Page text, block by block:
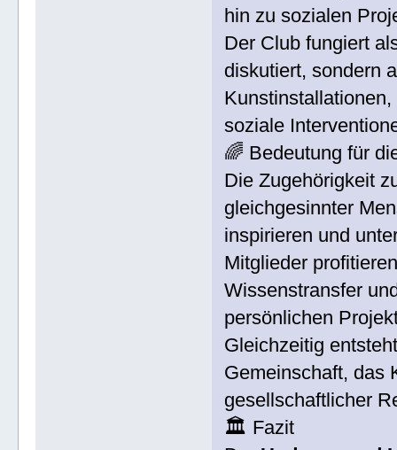
hin zu sozialen
Der Club fungiert
diskutiert, sondern
soziale
🌈 Bedeutung für
Die Zugehörigkeit
gleichgesinnter
inspirieren und
Mitglieder
Wissenstransfer
persönlichen
Gleichzeitig
Gemeinschaft, das
gesellschaftlicher
🏛 Fazit